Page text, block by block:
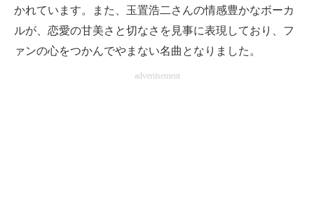
かれています。また、玉置浩二さんの情感豊かなボーカ
ルが、恋愛の甘美さと切なさを見事に表現しており、フ
ァンの心をつかんでやまない名曲となりました。
advertisement